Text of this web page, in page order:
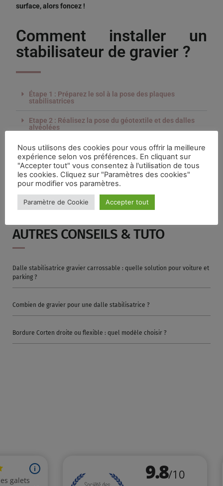
surface, alors foncez !
Comment installer un
stabilisateur de gravier ?
Étape 1 : Préparez le sol à la pose des plaques
stabilisatrices
Etape 2 : Réalisez la pose du géotextile et des dalles
alvéolées
Etape 3 : Dernière étape : la pose du gravier sur les
dalles stabilisatrices
Découvrir nos articles
AUTRES CONSEILS & TUTO
Dalle stabilisatrice gravier carrossable : quelle solution pour voiture et
parking ?
Combien de gravier pour une dalle stabilisatrice ?
Bordure Corten droite ou flexible : quel modèle choisir ?
Nous utilisons des cookies pour vous offrir la meilleure
expérience selon vos préférences. En cliquant sur
"Accepter tout" vous consentez à l'utilisation de tous
les cookies. Cliquez sur "Paramètres des cookies"
pour modifier vos paramètres.
Paramètre de Cookie Accepter tout